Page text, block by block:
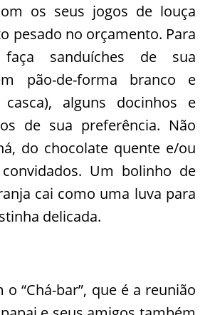
os seus jogos de louça
pesado no orçamento. Para
sanduíches de sua
pão-de-forma branco e
alguns docinhos e
de sua preferência. Não
do chocolate quente e/ou
Um bolinho de
cai como uma luva para
delicada.
o “Chá-bar”, que é a reunião